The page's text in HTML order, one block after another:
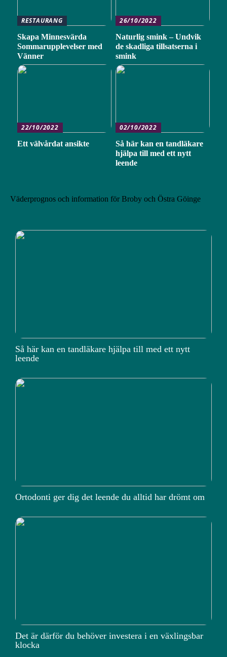
RESTAURANG
Skapa Minnesvärda
Sommarupplevelser med
Vänner
26/10/2022
Naturlig smink – Undvik
de skadliga tillsatserna i
smink
22/10/2022
Ett välvårdat ansikte
02/10/2022
Så här kan en tandläkare
hjälpa till med ett nytt
leende
Väderprognos och information för Broby och Östra Göinge
Så här kan en tandläkare hjälpa till med ett nytt
leende
Ortodonti ger dig det leende du alltid har drömt om
Det är därför du behöver investera i en växlingsbar
klocka